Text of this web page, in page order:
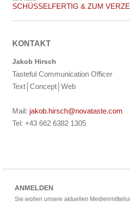
SCHÜSSELFERTIG & ZUM
KONTAKT
Jakob Hirsch
Tasteful Communication Officer
Text│Concept│Web
Mail: jakob.hirsch@novataste.com
Tel: +43 662 6382 1305
ANMELDEN
Sie wollen unsere aktuellen